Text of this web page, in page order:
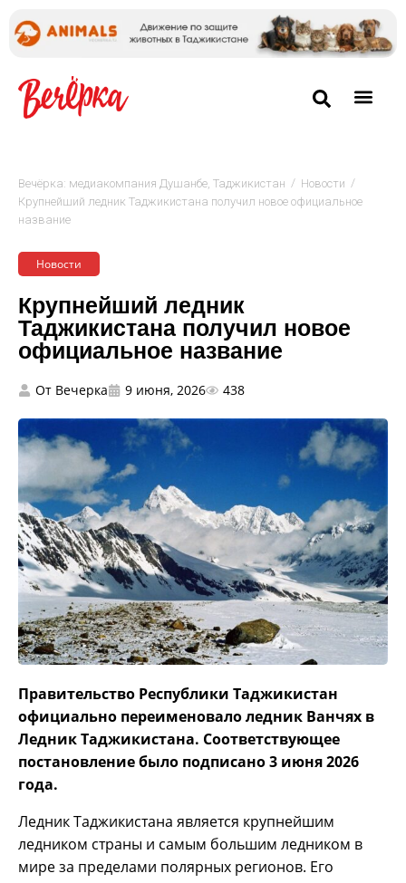
Вечёрка: медиакомпания Душанбе, Таджикистан / Новости /
Крупнейший ледник Таджикистана получил новое официальное
название
Новости
Крупнейший ледник
Таджикистана получил новое
официальное название
От Вечерка 9 июня, 2026 438
Правительство Республики Таджикистан
официально переименовало ледник Ванчях в
Ледник Таджикистана. Соответствующее
постановление было подписано 3 июня 2026
года.
Ледник Таджикистана является крупнейшим
ледником страны и самым большим ледником в
мире за пределами полярных регионов. Его